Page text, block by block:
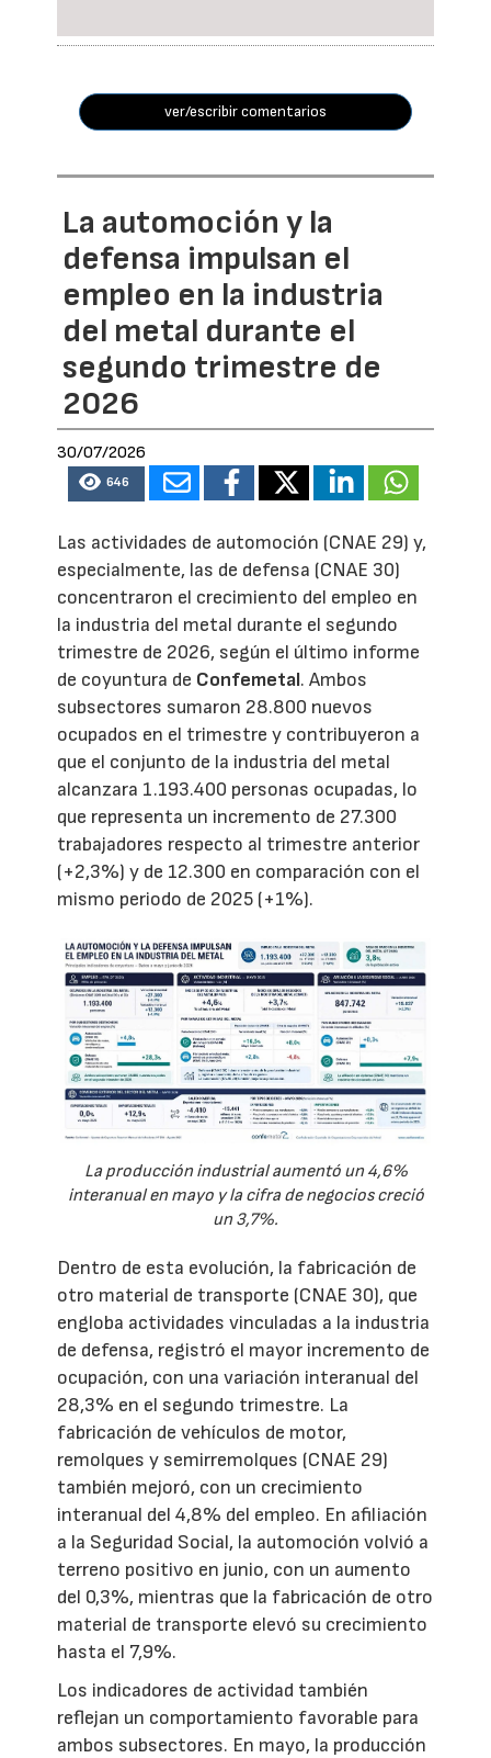
ver/escribir comentarios
La automoción y la
defensa impulsan el
empleo en la industria
del metal durante el
segundo trimestre de
2026
30/07/2026
646
Las actividades de automoción (CNAE 29) y,
especialmente, las de defensa (CNAE 30)
concentraron el crecimiento del empleo en
la industria del metal durante el segundo
trimestre de 2026, según el último informe
de coyuntura de Confemetal. Ambos
subsectores sumaron 28.800 nuevos
ocupados en el trimestre y contribuyeron a
que el conjunto de la industria del metal
alcanzara 1.193.400 personas ocupadas, lo
que representa un incremento de 27.300
trabajadores respecto al trimestre anterior
(+2,3%) y de 12.300 en comparación con el
mismo periodo de 2025 (+1%).
La producción industrial aumentó un 4,6%
interanual en mayo y la cifra de negocios creció
un 3,7%.
Dentro de esta evolución, la fabricación de
otro material de transporte (CNAE 30), que
engloba actividades vinculadas a la industria
de defensa, registró el mayor incremento de
ocupación, con una variación interanual del
28,3% en el segundo trimestre. La
fabricación de vehículos de motor,
remolques y semirremolques (CNAE 29)
también mejoró, con un crecimiento
interanual del 4,8% del empleo. En afiliación
a la Seguridad Social, la automoción volvió a
terreno positivo en junio, con un aumento
del 0,3%, mientras que la fabricación de otro
material de transporte elevó su crecimiento
hasta el 7,9%.
Los indicadores de actividad también
reflejan un comportamiento favorable para
ambos subsectores. En mayo, la producción